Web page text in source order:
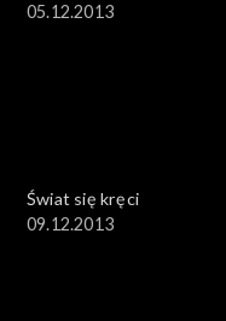
05.12.2013
Świat się kręci
09.12.2013